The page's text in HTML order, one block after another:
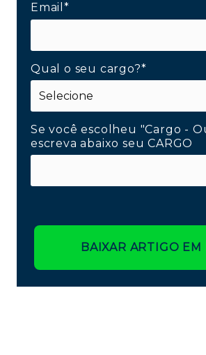
Email*
Qual o seu cargo?*
Se você escolheu "Cargo -
escreva abaixo seu CARGO
BAIXAR ARTIGO EM